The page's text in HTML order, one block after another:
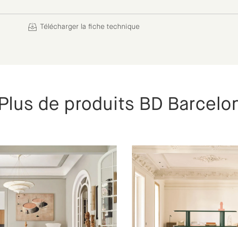
Télécharger la fiche technique
Plus de produits BD